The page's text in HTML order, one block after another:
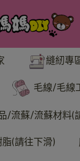
縫紉專
毛線/毛線
/流蘇/流蘇材料(
(請往下滑)